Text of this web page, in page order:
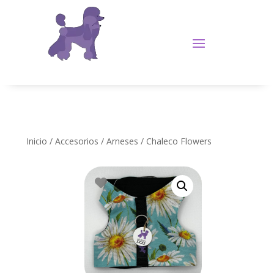
Inicio / Accesorios / Arneses / Chaleco Flowers